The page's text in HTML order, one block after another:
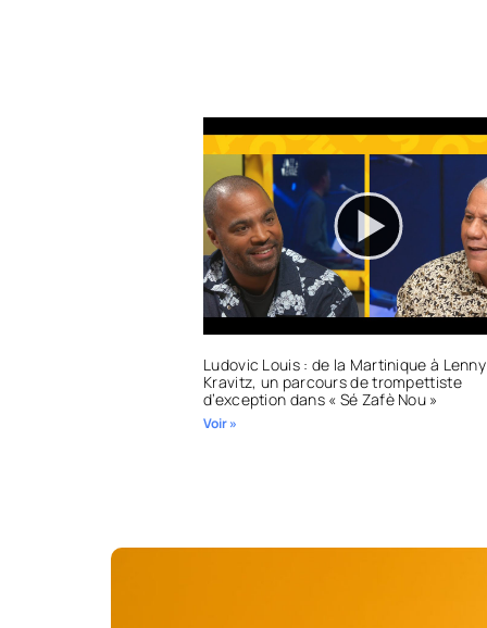
Ludovic Louis : de la Martinique à Lenny
Kravitz, un parcours de trompettiste
d’exception dans « Sé Zafè Nou »
Voir »